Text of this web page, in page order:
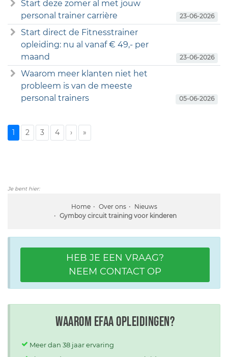
Start deze zomer al met jouw
personal trainer carrière
23-06-2026
Start direct de Fitnesstrainer
opleiding: nu al vanaf € 49,- per
maand
23-06-2026
Waarom meer klanten niet het
probleem is van de meeste
personal trainers
05-06-2026
1 2 3 4 › »
Je bent hier:
Home Over ons
Nieuws
Gymboy circuit training voor kinderen
HEB JE EEN VRAAG?
NEEM CONTACT OP
Waarom EFAA opleidingen?
Meer dan 38 jaar ervaring